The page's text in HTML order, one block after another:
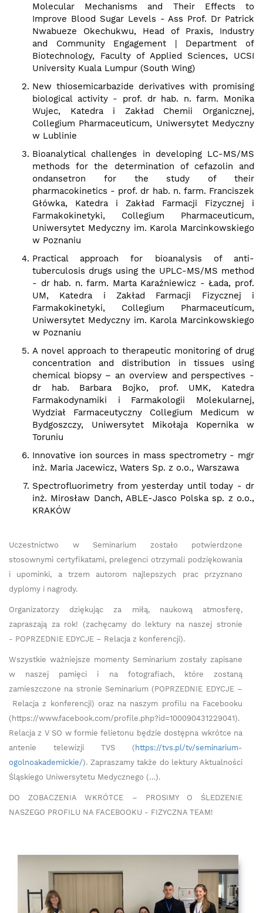
Molecular Mechanisms and Their Effects to
Improve Blood Sugar Levels - Ass Prof. Dr Patrick
Nwabueze Okechukwu, Head of Praxis, Industry
and Community Engagement | Department of
Biotechnology, Faculty of Applied Sciences, UCSI
University Kuala Lumpur (South Wing)
New thiosemicarbazide derivatives with promising
biological activity - prof. dr hab. n. farm. Monika
Wujec, Katedra i Zakład Chemii Organicznej,
Collegium Pharmaceuticum, Uniwersytet Medyczny
w Lublinie
Bioanalytical challenges in developing LC-MS/MS
methods for the determination of cefazolin and
ondansetron for the study of their
pharmacokinetics - prof. dr hab. n. farm. Franciszek
Główka, Katedra i Zakład Farmacji Fizycznej i
Farmakokinetyki, Collegium Pharmaceuticum,
Uniwersytet Medyczny im. Karola Marcinkowskiego
w Poznaniu
Practical approach for bioanalysis of anti-
tuberculosis drugs using the UPLC-MS/MS method
- dr hab. n. farm. Marta Karaźniewicz - Łada, prof.
UM, Katedra i Zakład Farmacji Fizycznej i
Farmakokinetyki, Collegium Pharmaceuticum,
Uniwersytet Medyczny im. Karola Marcinkowskiego
w Poznaniu
A novel approach to therapeutic monitoring of drug
concentration and distribution in tissues using
chemical biopsy – an overview and perspectives -
dr hab. Barbara Bojko, prof. UMK, Katedra
Farmakodynamiki i Farmakologii Molekularnej,
Wydział Farmaceutyczny Collegium Medicum w
Bydgoszczy, Uniwersytet Mikołaja Kopernika w
Toruniu
Innovative ion sources in mass spectrometry - mgr
inż. Maria Jacewicz, Waters Sp. z o.o., Warszawa
Spectrofluorimetry from yesterday until today - dr
inż. Mirosław Danch, ABLE-Jasco Polska sp. z o.o.,
KRAKÓW
Uczestnictwo w Seminarium zostało potwierdzone
stosownymi certyfikatami, prelegenci otrzymali podziękowania
i upominki, a trzem autorom najlepszych prac przyznano
dyplomy i nagrody.
Organizatorzy dziękując za miłą, naukową atmosferę,
zapraszają za rok! (zachęcamy do lektury na naszej stronie
- POPRZEDNIE EDYCJE – Relacja z konferencji).
Wszystkie ważniejsze momenty Seminarium zostały zapisane
w naszej pamięci i na fotografiach, które zostaną
zamieszczone na stronie Seminarium (POPRZEDNIE EDYCJE –
Relacja z konferencji) oraz na naszym profilu na Facebooku
(https://www.facebook.com/profile.php?id=100090431229041).
Relacja z V SO w formie felietonu będzie dostępna wkrótce na
antenie telewizji TVS ( https://tvs.pl/tv/seminarium-
ogolnoakademickie/). Zapraszamy także do lektury Aktualności
Śląskiego Uniwersytetu Medycznego (…).
DO ZOBACZENIA WKRÓTCE – PROSIMY O ŚLEDZENIE
NASZEGO PROFILU NA FACEBOOKU - FIZYCZNA TEAM!